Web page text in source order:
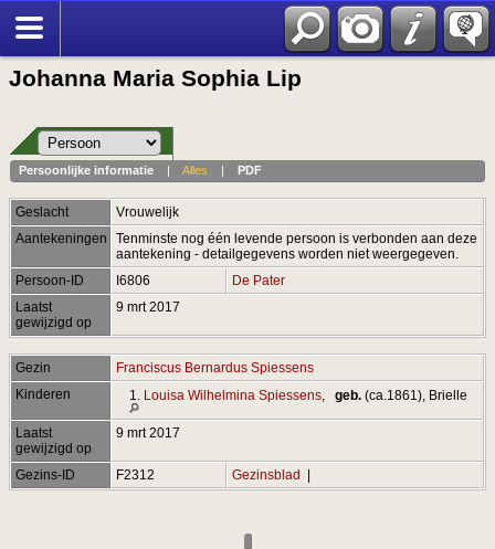
Johanna Maria Sophia Lip
Persoonlijke informatie| Alles PDF
Geslacht
Vrouwelijk
Aantekeningen
Tenminste nog één levende persoon is verbonden aan deze
aantekening - detailgegevens worden niet weergegeven.
Persoon-ID
I6806
De Pater
Laatst
gewijzigd op
9 mrt 2017
Gezin
Franciscus Bernardus Spiessens
Kinderen
1. Louisa Wilhelmina Spiessens geb. (ca.1861), Brielle
Laatst
gewijzigd op
9 mrt 2017
Gezins-ID F2312 Gezinsblad |